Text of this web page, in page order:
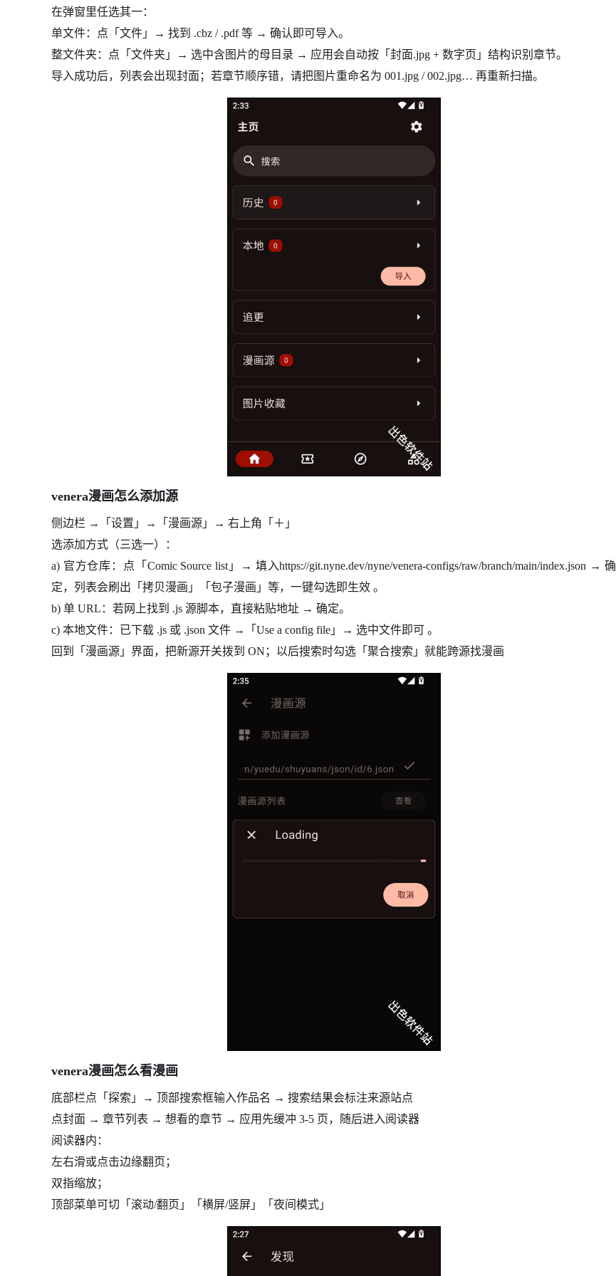
在弹窗里任选其一：
单文件：点「文件」→ 找到 .cbz / .pdf 等 → 确认即可导入。
整文件夹：点「文件夹」→ 选中含图片的母目录 → 应用会自动按「封面.jpg + 数字页」结构识别章节。
导入成功后，列表会出现封面；若章节顺序错，请把图片重命名为 001.jpg / 002.jpg… 再重新扫描。
venera漫画怎么添加源
侧边栏 →「设置」→「漫画源」→ 右上角「＋」
选添加方式（三选一）：
a) 官方仓库：点「Comic Source list」→ 填入https://git.nyne.dev/nyne/venera-configs/raw/branch/main/index.json → 确
定，列表会刷出「拷贝漫画」「包子漫画」等，一键勾选即生效 。
b) 单 URL：若网上找到 .js 源脚本，直接粘贴地址 → 确定。
c) 本地文件：已下载 .js 或 .json 文件 →「Use a config file」→ 选中文件即可 。
回到「漫画源」界面，把新源开关拨到 ON；以后搜索时勾选「聚合搜索」就能跨源找漫画
venera漫画怎么看漫画
底部栏点「探索」→ 顶部搜索框输入作品名 → 搜索结果会标注来源站点
点封面 → 章节列表 → 想看的章节 → 应用先缓冲 3-5 页，随后进入阅读器
阅读器内：
左右滑或点击边缘翻页；
双指缩放；
顶部菜单可切「滚动/翻页」「横屏/竖屏」「夜间模式」